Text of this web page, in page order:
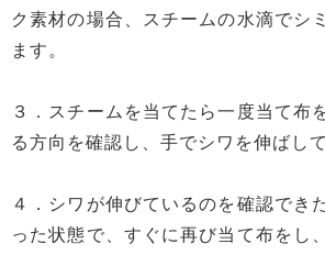
ク素材の場合、スチームの水滴でシ
ます。
３．スチームを当てたら一度当て布
る方向を確認し、手でシワを伸ばして
４．シワが伸びているのを確認でき
った状態で、すぐに再び当て布をし